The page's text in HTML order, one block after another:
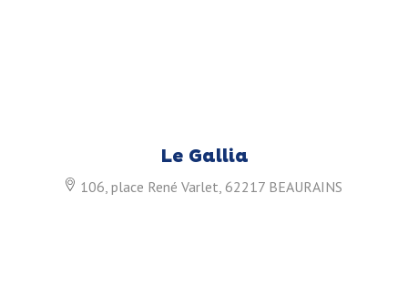
Le Gallia
106, place René Varlet, 62217 BEAURAINS